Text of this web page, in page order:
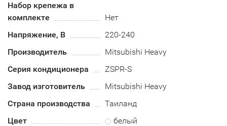
Набор крепежа в
комплекте
Нет
Напряжение, В
220-240
Производитель
Mitsubishi Heavy
Серия кондиционера
ZSPR-S
Завод изготовитель
Mitsubishi Heavy
Страна производства
Таиланд
Цвет
белый